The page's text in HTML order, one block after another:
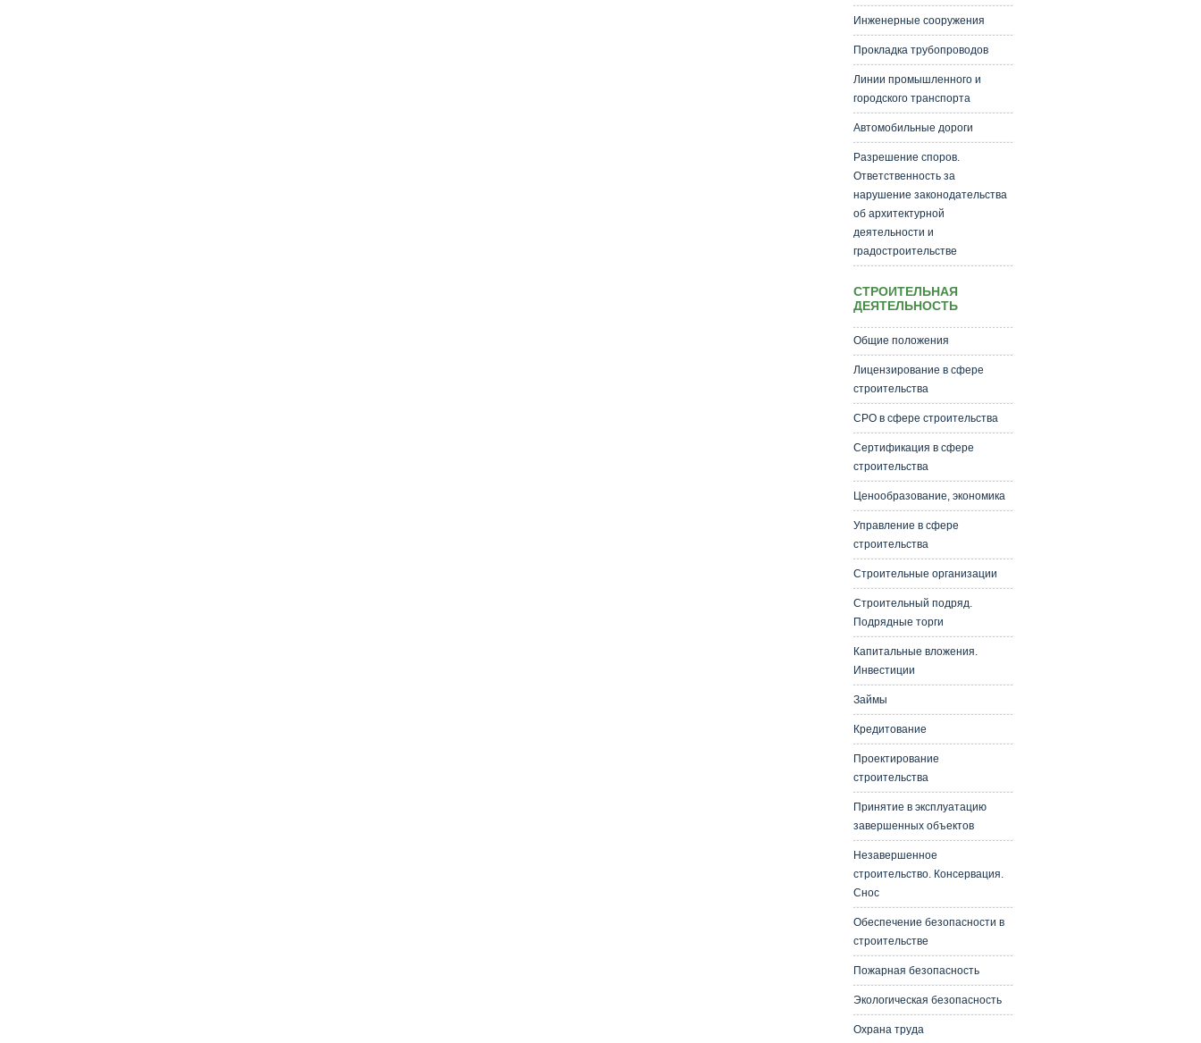
Инженерные сооружения
Прокладка трубопроводов
Линии промышленного и
городского транспорта
Автомобильные дороги
Разрешение споров.
Ответственность за
нарушение законодательства
об архитектурной
деятельности и
градостроительстве
СТРОИТЕЛЬНАЯ
ДЕЯТЕЛЬНОСТЬ
Общие положения
Лицензирование в сфере
строительства
СРО в сфере строительства
Сертификация в сфере
строительства
Ценообразование, экономика
Управление в сфере
строительства
Строительные организации
Строительный подряд.
Подрядные торги
Капитальные вложения.
Инвестиции
Займы
Кредитование
Проектирование
строительства
Принятие в эксплуатацию
завершенных объектов
Незавершенное
строительство. Консервация.
Снос
Обеспечение безопасности в
строительстве
Пожарная безопасность
Экологическая безопасность
Охрана труда